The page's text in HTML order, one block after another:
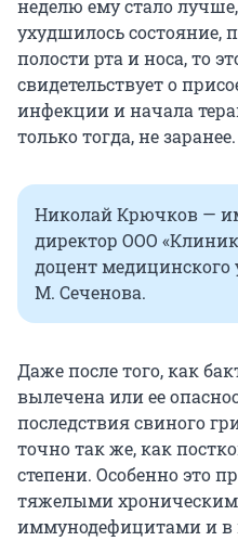
неделю ему стало
ухудшилось состояние,
полости рта и носа, то
свидетельствует о
инфекции и начала
только тогда, не заранее.
Николай Крючков —
директор ООО
доцент медицинского
М. Сеченова.
Даже после того, как
вылечена или ее
последствия свиного
точно так же, как
степени. Особенно это
тяжелыми
иммунодефицитами и в